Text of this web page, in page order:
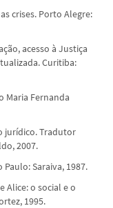
crises. Porto Alegre:
acesso à Justiça
Curitiba:
Maria Fernanda
jurídico. Tradutor
2007.
Paulo: Saraiva, 1987.
Alice: o social e o
1995.